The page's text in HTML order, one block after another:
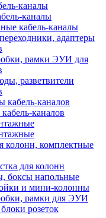
каналы
каналы
кабель-каналы
адаптеры
рамки ЭУИ для
разветвители
кабель-каналов
каналов
колонн, комплектные
для колонн
боксы напольные
и мини-колонны
рамки для ЭУИ
розеток